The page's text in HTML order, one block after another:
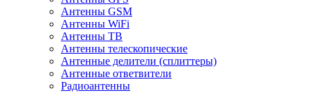
Антенны GSM
Антенны WiFi
Антенны ТВ
Антенны телескопические
Антенные делители (сплиттеры)
Антенные ответвители
Радиоантенны